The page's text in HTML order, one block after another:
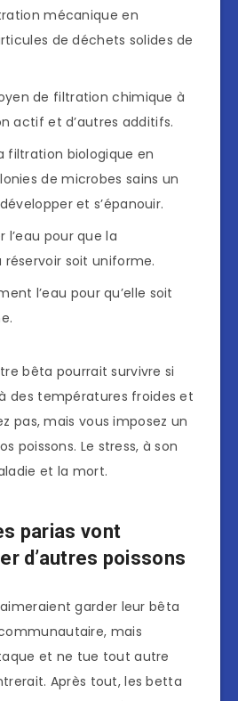
mécanique en
de déchets solides de
de filtration chimique à
actif et d’autres additifs.
filtration biologique en
de microbes sains un
et s’épanouir.
l’eau pour que la
soit uniforme.
l’eau pour qu’elle soit
bêta pourrait survivre si
des températures froides et
pas, mais vous imposez un
poissons. Le stress, à son
et la mort.
parias vont
d’autres poissons
garder leur bêta
mais
et ne tue tout autre
Après tout, les betta